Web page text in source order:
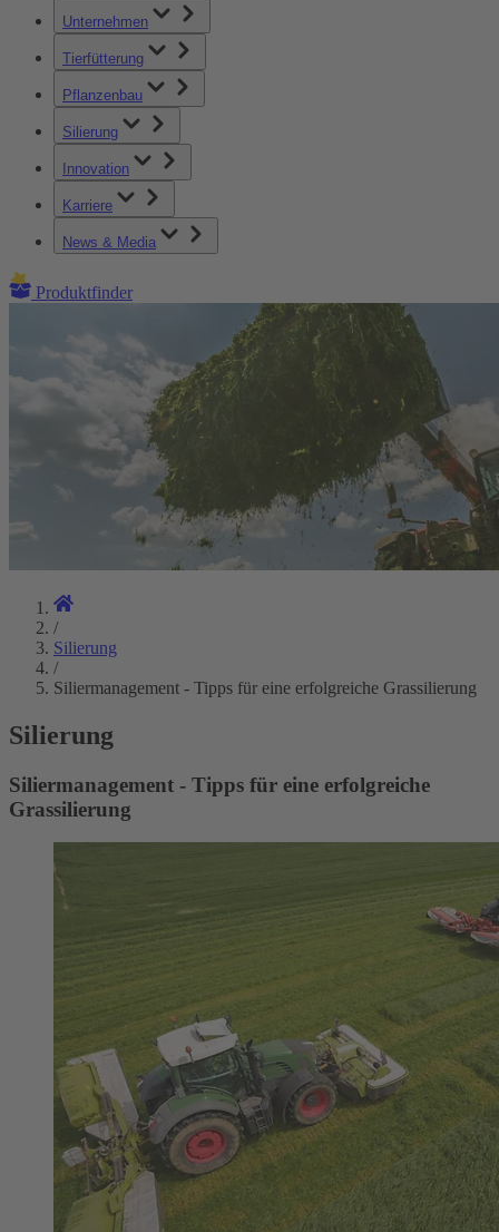
Unternehmen
Tierfütterung
Pflanzenbau
Silierung
Innovation
Karriere
News & Media
Produktfinder
/
Silierung
/
Siliermanagement - Tipps für eine erfolgreiche Grassilierung
Silierung
Siliermanagement - Tipps für eine erfolgreiche
Grassilierung